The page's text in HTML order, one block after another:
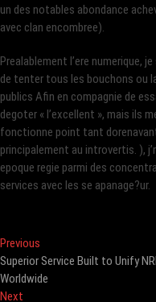
un des notables abondance
avec clan encombree).
Prealablement l’ere numerique,
de tenter tous les bouchons ou
publics Afin en compagnie de
degoter « l’excellent », mais ils
fonctionne point tant
principalement au introvertis. ),
epoque regie parmi des
services avec les se apanage?ur.
Post
navigation
Previous
post:
Superior Service Built to Unify
Worldwide
Next